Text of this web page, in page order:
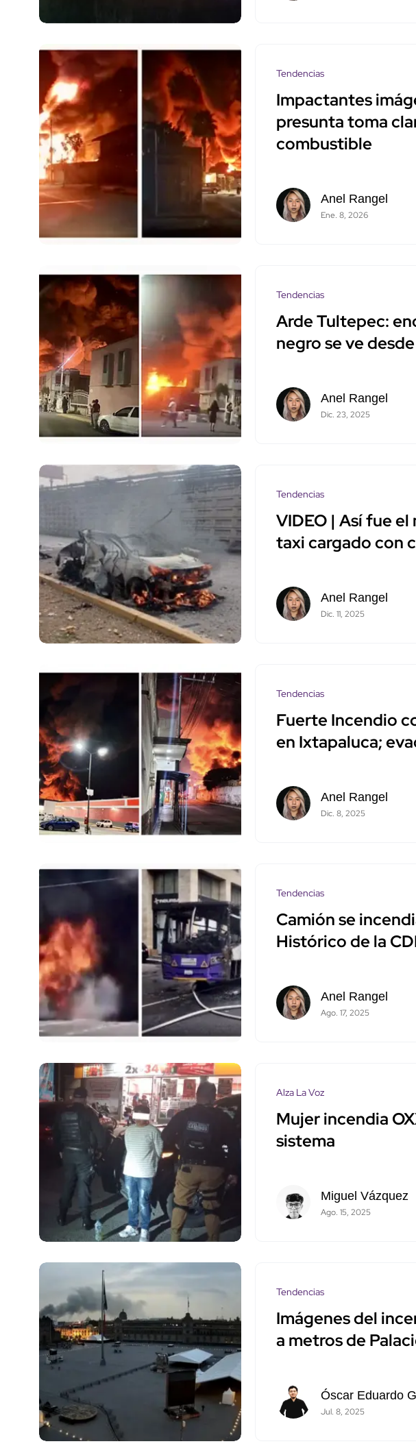
Tendencias
Impactantes
presunta toma
combustible
Anel Rangel
Ene. 8, 2026
Tendencias
Arde Tultepec:
negro se ve
Anel Rangel
Dic. 23, 2025
Tendencias
VIDEO | Así fue
taxi cargado con
Anel Rangel
Dic. 11, 2025
Tendencias
Fuerte Incendio
en Ixtapaluca;
Anel Rangel
Dic. 8, 2025
Tendencias
Camión se
Histórico de la
Anel Rangel
Ago. 17, 2025
Alza La Voz
Mujer incendia
sistema
Miguel Vázquez
Ago. 15, 2025
Tendencias
Imágenes del
a metros de
Óscar Eduardo
Jul. 8, 2025